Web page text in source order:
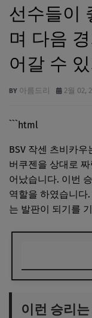
선수들이
며 다음
어갈 수
아름드리 2월 02,
```html
BSV 작센 츠비카우
버쿠젠을 상대로
어났습니다. 이번
역할을 하였습니다
는 발판이 되기를
이번 승리는 팀
이런 승리